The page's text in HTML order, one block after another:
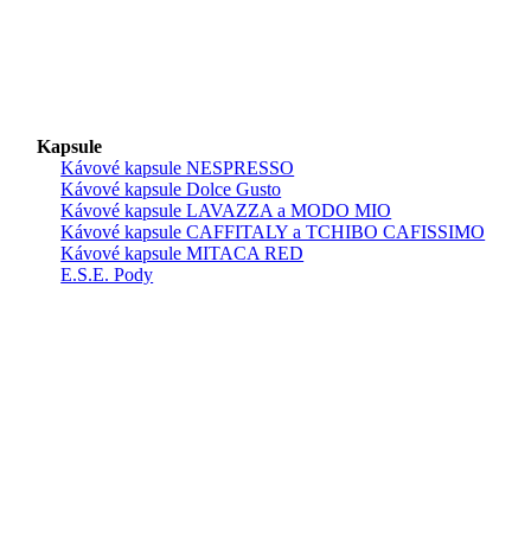
Kapsule
Kávové kapsule NESPRESSO
Kávové kapsule Dolce Gusto
Kávové kapsule LAVAZZA a MODO MIO
Kávové kapsule CAFFITALY a TCHIBO CAFISSIMO
Kávové kapsule MITACA RED
E.S.E. Pody